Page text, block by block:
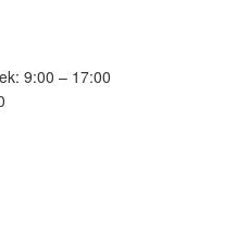
9:00 – 17:00